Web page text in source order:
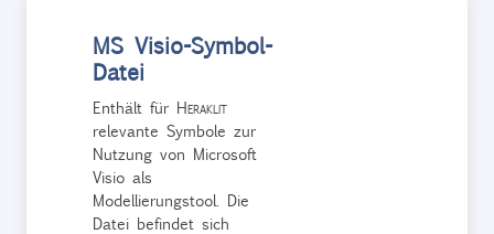
MS Visio-Symbol-
Datei
Enthält für Heraklit
relevante Symbole zur
Nutzung von Microsoft
Visio als
Modellierungstool. Die
Datei befindet sich